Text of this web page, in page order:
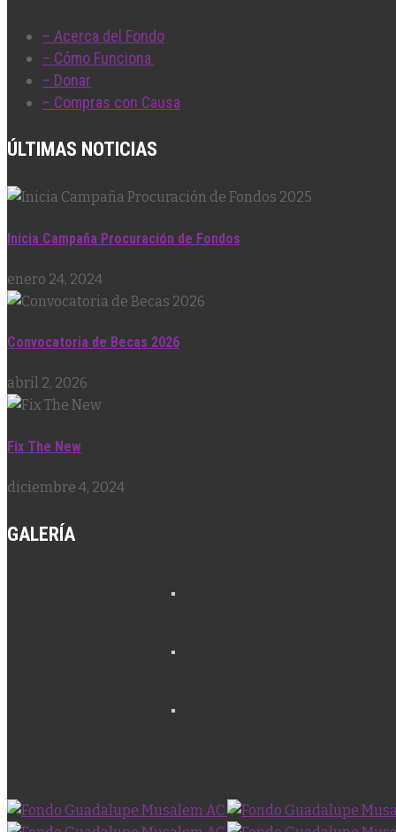
– Acerca del Fondo
– Cómo Funciona
– Donar
– Compras con Causa
ÚLTIMAS NOTICIAS
Inicia Campaña Procuración de Fondos
enero 24, 2024
Convocatoria de Becas 2026
abril 2, 2026
Fix The New
diciembre 4, 2024
GALERÍA